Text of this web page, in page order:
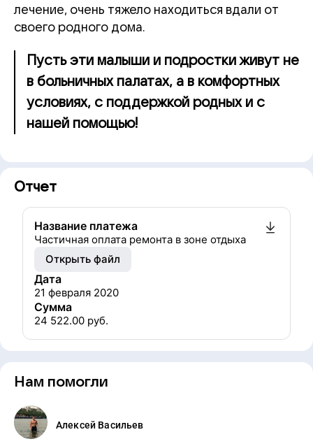
лечение, очень тяжело находиться вдали от
своего родного дома.
Пусть эти малыши и подростки живут не
в больничных палатах, а в комфортных
условиях, с поддержкой родных и с
нашей помощью!
Отчет
Название платежа
Частичная оплата ремонта в зоне отдыха
Открыть файл
Дата
21 февраля 2020
Сумма
24 522.00 руб.
Нам помогли
Алексей Васильев